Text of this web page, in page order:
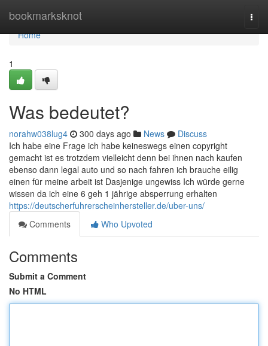
bookmarksknot
Home
Home
1
Was bedeutet?
norahw038lug4 300 days ago News
Discuss
Ich habe eine Frage ich habe keineswegs einen copyright
gemacht ist es trotzdem vielleicht denn bei ihnen nach kaufen
ebenso dann legal auto und so nach fahren ich brauche eilig
einen für meine arbeit ist Dasjenige ungewiss Ich würde gerne
wissen da ich eine 6 geh 1 jährige absperrung erhalten
https://deutscherfuhrerscheinhersteller.de/uber-uns/
Comments
Who Upvoted
Comments
Submit a Comment
No HTML